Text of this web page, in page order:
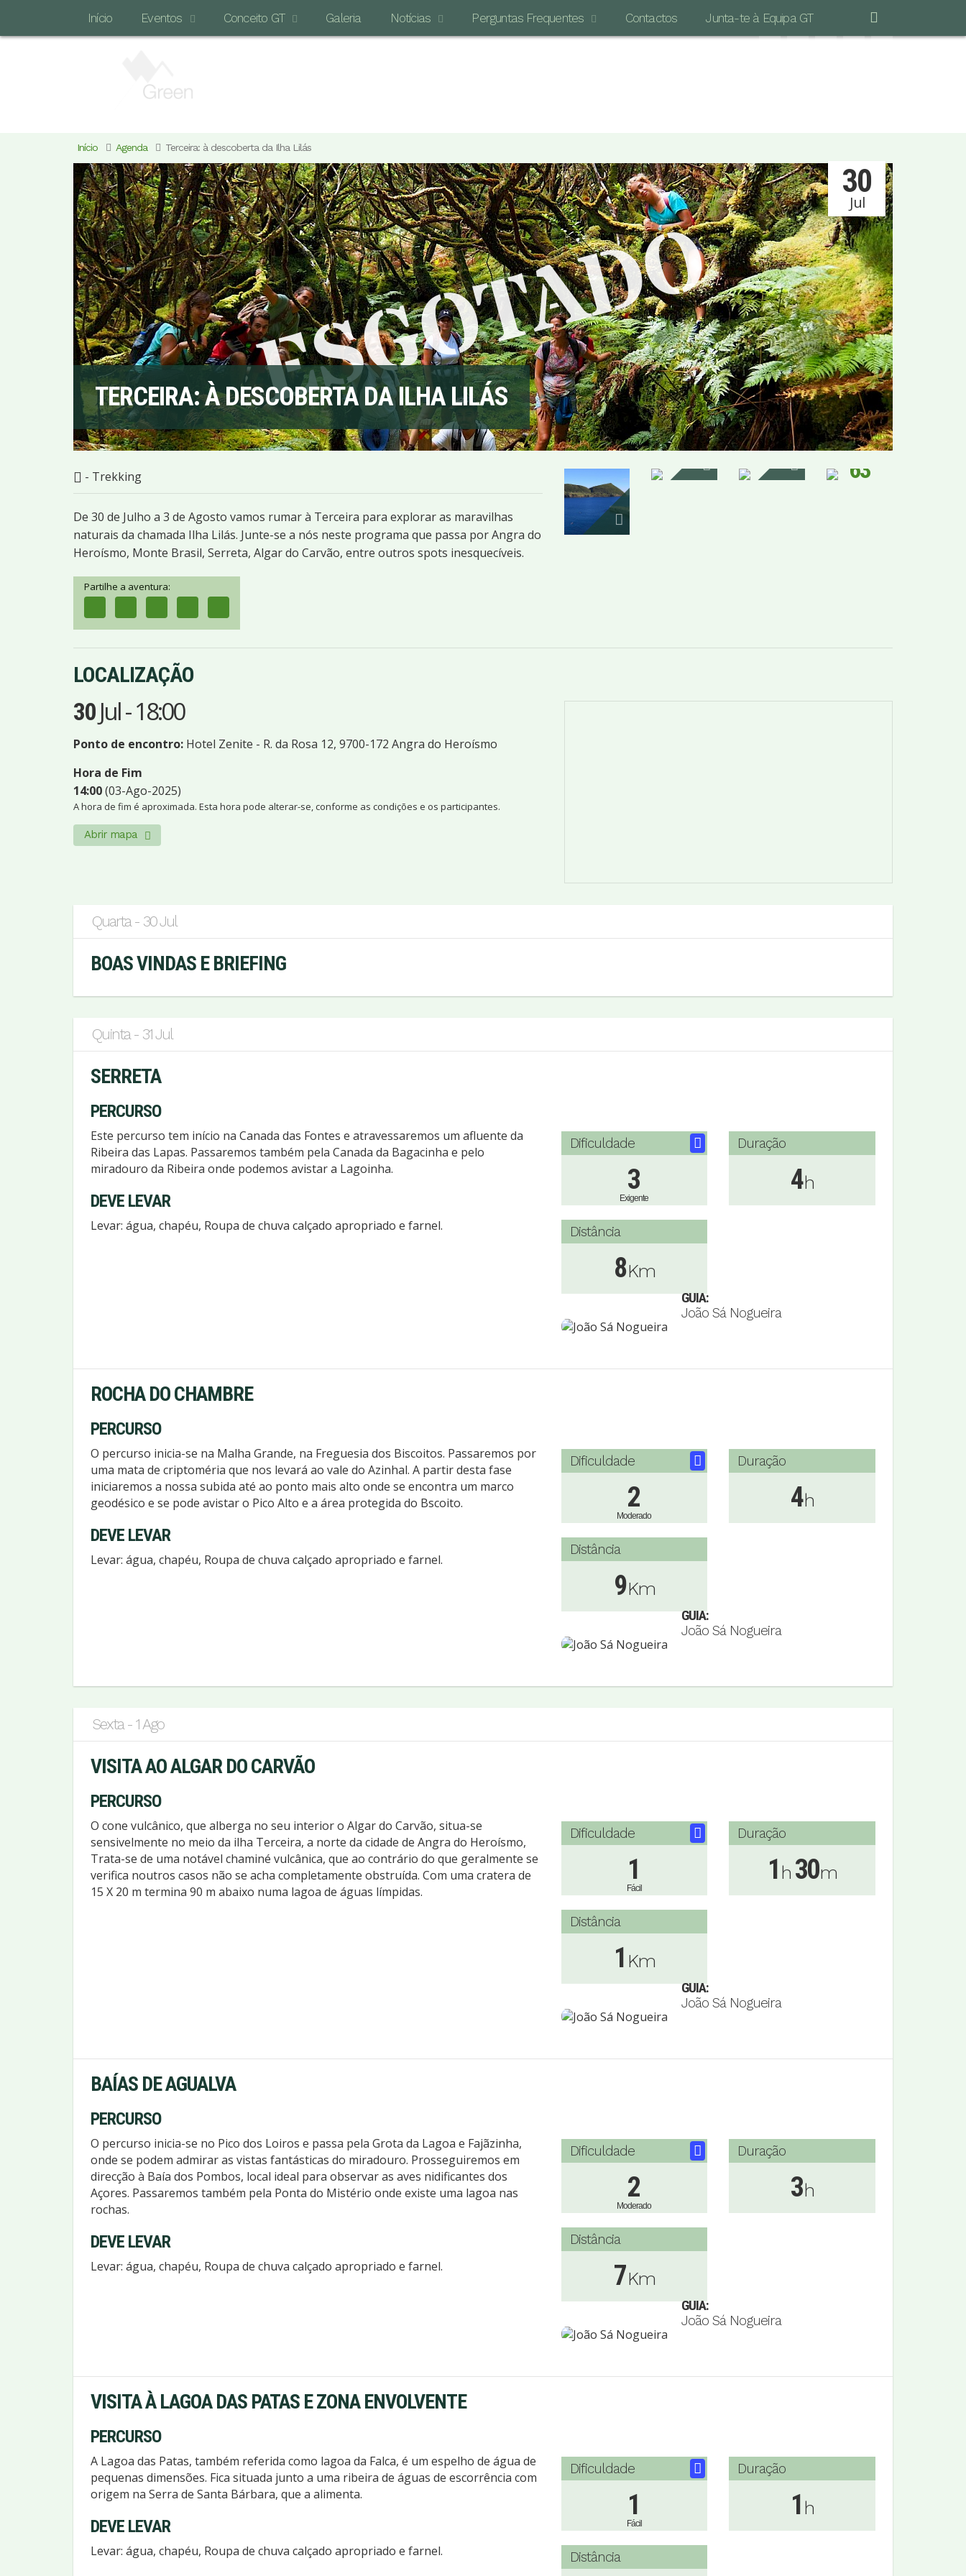
Início Eventos Conceito GT Galeria Notícias Perguntas Frequentes Contactos Junta-te à Equipa GT
Início Agenda Terceira: à descoberta da Ilha Lilás
TERCEIRA: À DESCOBERTA DA ILHA LILÁS
ESGOTADO
30
Jul
- Trekking
De 30 de Julho a 3 de Agosto vamos rumar à Terceira para explorar as maravilhas
naturais da chamada Ilha Lilás. Junte-se a nós neste programa que passa por Angra do
Heroísmo, Monte Brasil, Serreta, Algar do Carvão, entre outros spots inesquecíveis.
Partilhe a aventura:
63
LOCALIZAÇÃO
30 Jul-18:00
Ponto de encontro: Hotel Zenite - R. da Rosa 12, 9700-172 Angra do Heroísmo
Hora de Fim
14:00(03-Ago-2025)
A hora de fim é aproximada. Esta hora pode alterar-se, conforme as condições e os participantes.
Abrir mapa
Quarta - 30 Jul
BOAS VINDAS E BRIEFING
Quinta - 31 Jul
SERRETA
PERCURSO
Este percurso tem início na Canada das Fontes e atravessaremos um afluente da
Ribeira das Lapas. Passaremos também pela Canada da Bagacinha e pelo
miradouro da Ribeira onde podemos avistar a Lagoinha.
DEVE LEVAR
Levar: água, chapéu, Roupa de chuva calçado apropriado e farnel.
Dificuldade
3
Exigente
Duração
4h
Distância
8Km
GUIA:
João Sá Nogueira
ROCHA DO CHAMBRE
PERCURSO
O percurso inicia-se na Malha Grande, na Freguesia dos Biscoitos. Passaremos por
uma mata de criptoméria que nos levará ao vale do Azinhal. A partir desta fase
iniciaremos a nossa subida até ao ponto mais alto onde se encontra um marco
geodésico e se pode avistar o Pico Alto e a área protegida do Bscoito.
DEVE LEVAR
Levar: água, chapéu, Roupa de chuva calçado apropriado e farnel.
Dificuldade
2
Moderado
Duração
4h
Distância
9Km
GUIA:
João Sá Nogueira
Sexta - 1 Ago
VISITA AO ALGAR DO CARVÃO
PERCURSO
O cone vulcânico, que alberga no seu interior o Algar do Carvão, situa-se
sensivelmente no meio da ilha Terceira, a norte da cidade de Angra do Heroísmo,
Trata-se de uma notável chaminé vulcânica, que ao contrário do que geralmente se
verifica noutros casos não se acha completamente obstruída. Com uma cratera de
15 X 20 m termina 90 m abaixo numa lagoa de águas límpidas.
Dificuldade
1
Fácil
Duração
1 h 30m
Distância
1 Km
GUIA:
João Sá Nogueira
BAÍAS DE AGUALVA
PERCURSO
O percurso inicia-se no Pico dos Loiros e passa pela Grota da Lagoa e Fajãzinha,
onde se podem admirar as vistas fantásticas do miradouro. Prosseguiremos em
direcção à Baía dos Pombos, local ideal para observar as aves nidificantes dos
Açores. Passaremos também pela Ponta do Mistério onde existe uma lagoa nas
rochas.
DEVE LEVAR
Levar: água, chapéu, Roupa de chuva calçado apropriado e farnel.
Dificuldade
2
Moderado
Duração
3h
Distância
7Km
GUIA:
João Sá Nogueira
VISITA À LAGOA DAS PATAS E ZONA ENVOLVENTE
PERCURSO
A Lagoa das Patas, também referida como lagoa da Falca, é um espelho de água de
pequenas dimensões. Fica situada junto a uma ribeira de águas de escorrência com
origem na Serra de Santa Bárbara, que a alimenta.
DEVE LEVAR
Levar: água, chapéu, Roupa de chuva calçado apropriado e farnel.
Dificuldade
1
Fácil
Duração
1 h
Distância